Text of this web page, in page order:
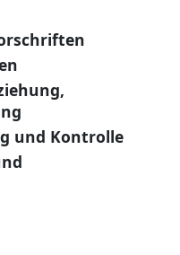
und Kontrolle